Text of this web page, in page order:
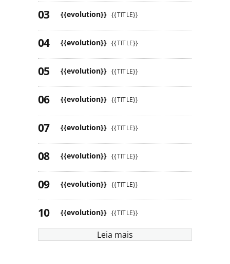
{{evolution}} {{TITLE}}
{{evolution}} {{TITLE}}
{{evolution}} {{TITLE}}
{{evolution}} {{TITLE}}
{{evolution}} {{TITLE}}
{{evolution}} {{TITLE}}
{{evolution}} {{TITLE}}
{{evolution}} {{TITLE}}
Leia mais